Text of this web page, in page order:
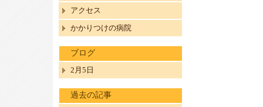
アクセス
かかりつけの病院
ブログ
2月5日
過去の記事